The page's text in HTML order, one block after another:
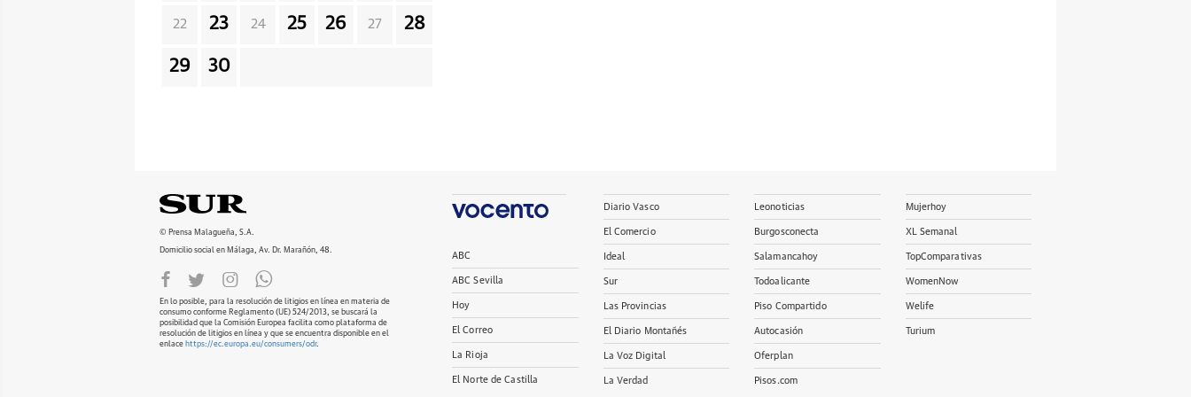
22 23 24 25 26 27 28
29 30
© Prensa Malagueña, S.A.
Domicilio social en Málaga, Av. Dr. Marañón, 48.
En lo posible, para la resolución de litigios en línea en materia de
consumo conforme Reglamento (UE) 524/2013, se buscará la
posibilidad que la Comisión Europea facilita como plataforma de
resolución de litigios en línea y que se encuentra disponible en el
enlace https://ec.europa.eu/consumers/odr.
ABC
ABC Sevilla
Hoy
El Correo
La Rioja
El Norte de Castilla
Diario Vasco
El Comercio
Ideal
Sur
Las Provincias
El Diario Montañés
La Voz Digital
La Verdad
Leonoticias
Burgosconecta
Salamancahoy
Todoalicante
Piso Compartido
Autocasión
Oferplan
Pisos.com
Mujerhoy
XL Semanal
TopComparativas
WomenNow
Welife
Turium